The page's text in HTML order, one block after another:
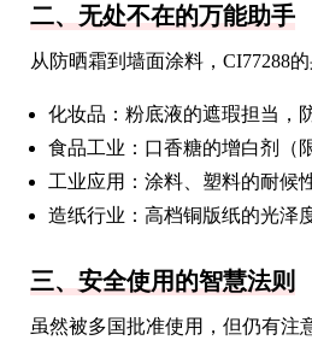
二、无处不在的万能助手
从防晒霜到墙面涂料，CI77288
化妆品：粉底液的遮瑕担当，
食品工业：口香糖的增白剂（
工业应用：涂料、塑料的耐候
造纸行业：高档铜版纸的光泽
三、安全使用的智慧法则
虽然被多国批准使用，但仍有注